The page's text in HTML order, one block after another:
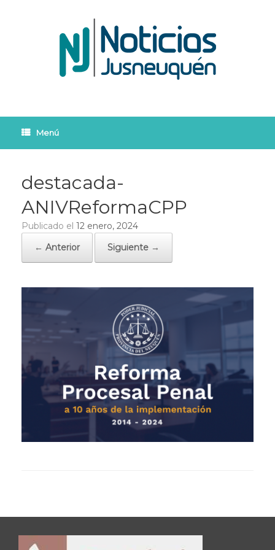
Menú
destacada-
ANIVReformaCPP
Publicado el 12 enero, 2024
← Anterior
Siguiente →